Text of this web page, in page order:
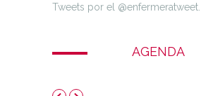
Tweets por el @enfermeratweet.
AGENDA